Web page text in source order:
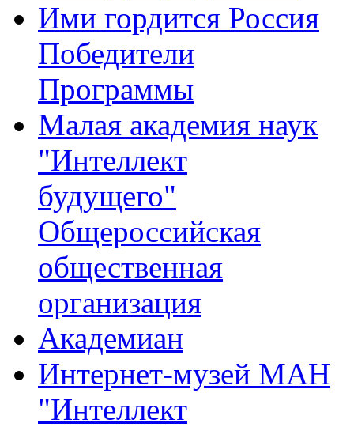
Ими гордится Россия
Победители
Программы
Малая академия наук
"Интеллект
будущего"
Общероссийская
общественная
организация
Академиан
Интернет-музей МАН
"Интеллект